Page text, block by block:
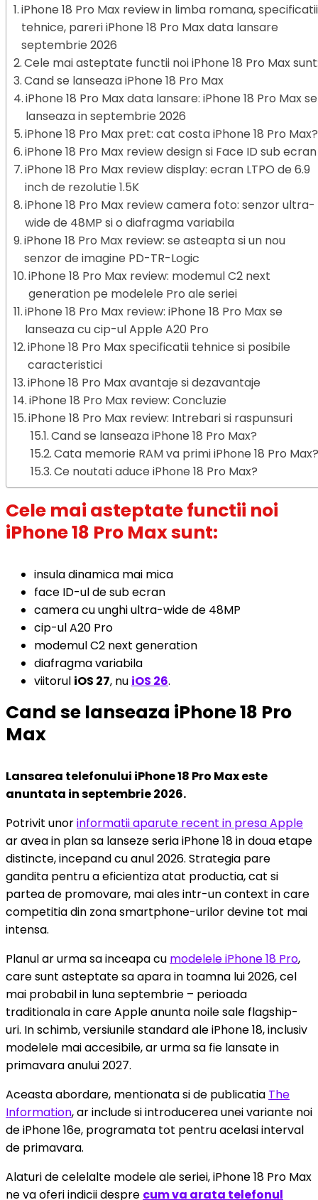
iPhone 18 Pro Max review in limba romana, specificatii
tehnice, pareri iPhone 18 Pro Max data lansare
septembrie 2026
Cele mai asteptate functii noi iPhone 18 Pro Max
Cand se lanseaza iPhone 18 Pro Max
iPhone 18 Pro Max data lansare: iPhone 18 Pro Max se
lanseaza in septembrie 2026
iPhone 18 Pro Max pret: cat costa iPhone 18 Pro Max?
iPhone 18 Pro Max review design si Face ID sub ecran
iPhone 18 Pro Max review display: ecran LTPO de 6.9
inch de rezolutie 1.5K
iPhone 18 Pro Max review camera foto: senzor ultra-
wide de 48MP si o diafragma variabila
iPhone 18 Pro Max review: se asteapta si un nou
senzor de imagine PD-TR-Logic
iPhone 18 Pro Max review: modemul C2 next
generation pe modelele Pro ale seriei
iPhone 18 Pro Max review: iPhone 18 Pro Max se
lanseaza cu cip-ul Apple A20 Pro
iPhone 18 Pro Max specificatii tehnice si posibile
caracteristici
iPhone 18 Pro Max avantaje si dezavantaje
iPhone 18 Pro Max review: Concluzie
iPhone 18 Pro Max review: Intrebari si raspunsuri
Cand se lanseaza iPhone 18 Pro Max?
Cata memorie RAM va primi iPhone 18 Pro
Ce noutati aduce iPhone 18 Pro Max?
Cele mai asteptate functii noi
iPhone 18 Pro Max sunt:
insula dinamica mai mica
face ID-ul de sub ecran
camera cu unghi ultra-wide de 48MP
cip-ul A20 Pro
modemul C2 next generation
diafragma variabila
viitorul iOS 27, nu iOS 26.
Cand se lanseaza iPhone 18 Pro
Max
Lansarea telefonului iPhone 18 Pro Max este
anuntata in septembrie 2026.
Potrivit unorinformatii aparute recent in presa Apple
ar avea in plan sa lanseze seria iPhone 18 in doua etape
distincte, incepand cu anul 2026. Strategia pare
gandita pentru a eficientiza atat productia, cat si
partea de promovare, mai ales intr-un context in care
competitia din zona smartphone-urilor devine tot mai
intensa.
Planul ar urma sa inceapa cu modelele iPhone 18 Pro,
care sunt asteptate sa apara in toamna lui 2026, cel
mai probabil in luna septembrie – perioada
traditionala in care Apple anunta noile sale flagship-
uri. In schimb, versiunile standard ale iPhone 18, inclusiv
modelele mai accesibile, ar urma sa fie lansate in
primavara anului 2027.
Aceasta abordare, mentionata si de publicatia The
Information, ar include si introducerea unei variante noi
de iPhone 16e, programata tot pentru acelasi interval
de primavara.
Alaturi de celelalte modele ale seriei, iPhone 18 Pro Max
ne va oferi indicii despre cum va arata telefonul